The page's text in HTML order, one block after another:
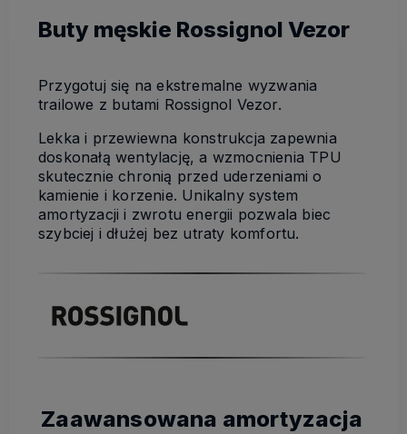
Buty męskie Rossignol Vezor
Przygotuj się na ekstremalne wyzwania
trailowe z butami Rossignol Vezor.
Lekka i przewiewna konstrukcja zapewnia
doskonałą wentylację, a wzmocnienia TPU
skutecznie chronią przed uderzeniami o
kamienie i korzenie. Unikalny system
amortyzacji i zwrotu energii pozwala biec
szybciej i dłużej bez utraty komfortu.
Zaawansowana amortyzacja